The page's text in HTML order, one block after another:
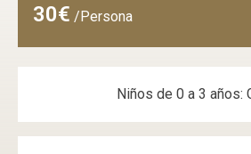
30€ /Persona
Niños de 0 a 3 años: